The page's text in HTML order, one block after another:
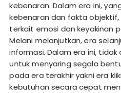
kebenaran. Dalam era ini,
kebenaran dan fakta objektif,
terkait emosi dan keyakinan
Melani melanjutkan, era
informasi. Dalam era ini, tidak
untuk menyaring segala
pada era terakhir yakni era
kebutuhan secara cepat